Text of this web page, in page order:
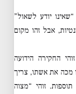
יודע לשאול”
אבל זהו מקום
החקירה הידועה
מכה את אשתו, צריך
זוהי “מצוה